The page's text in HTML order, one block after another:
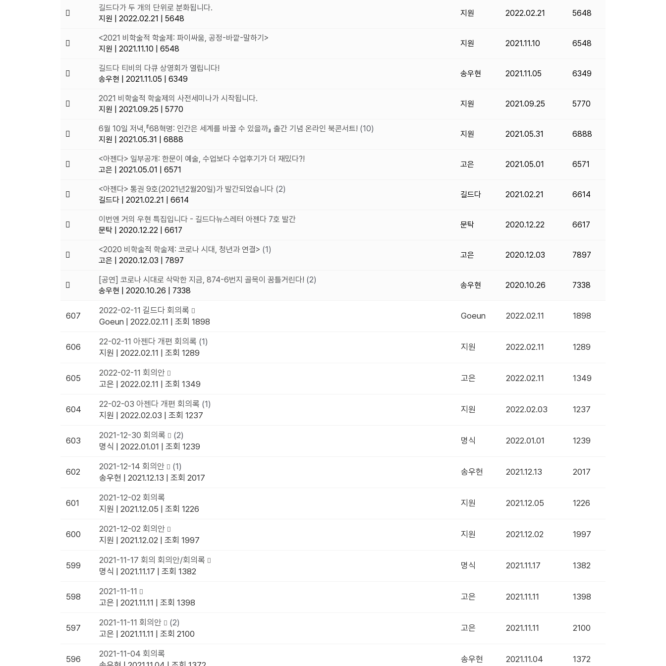
길드다가 두 개의 단위로 분화됩니다.
지원
2022.02.21 5648
지원 2022.02.21 5648
<2021 비학술적 학술제: 파이싸움, 공정-바깥-말하기>
지원
2021.11.10 6548
지원 2021.11.10 6548
길드다 티비의 다큐 상영회가 열립니다!
송우현
2021.11.05 6349
송우현 2021.11.05 6349
2021 비학술적 학술제의 사전세미나가 시작됩니다.
지원
2021.09.25 5770
지원 2021.09.25 5770
6월 10일 저녁,『68혁명: 인간은 세계를 바꿀 수 있을까』 출간 기념 온라인 북콘서트! (10)
지원
2021.05.31 6888
지원 2021.05.31 6888
<아젠다> 일부공개: 한문이 예술, 수업보다 수업후기가 더 재밌다?!
고은
2021.05.01 6571
고은 2021.05.01 6571
<아젠다> 통권 9호(2021년2월20일)가 발간되었습니다 (2)
길드다
2021.02.21 6614
길드다 2021.02.21 6614
이번엔 거의 우현 특집입니다 - 길드다뉴스레터 아젠다 7호 발간
문탁
2020.12.22 6617
문탁 2020.12.22 6617
<2020 비학술적 학술제: 코로나 시대, 청년과 연결> (1)
고은
2020.12.03 7897
고은 2020.12.03 7897
[공연] 코로나 시대로 삭막한 지금, 874-6번지 골목이 꿈틀거린다! (2)
송우현
2020.10.26 7338
송우현 2020.10.26 7338
607
2022-02-11 길드다 회의록
Goeun
2022.02.11 조회 1898
Goeun 2022.02.11 1898
606
22-02-11 아젠다 개편 회의록 (1)
지원
2022.02.11 조회 1289
지원 2022.02.11 1289
605
2022-02-11 회의안
고은
2022.02.11 조회 1349
고은 2022.02.11 1349
604
22-02-03 아젠다 개편 회의록 (1)
지원
2022.02.03 조회 1237
지원 2022.02.03 1237
603
2021-12-30 회의록
(2)
명식
2022.01.01 조회 1239
명식 2022.01.01 1239
602
2021-12-14 회의안
(1)
송우현
2021.12.13 조회 2017
송우현 2021.12.13 2017
601
2021-12-02 회의록
지원
2021.12.05 조회 1226
지원 2021.12.05 1226
600
2021-12-02 회의안
지원
2021.12.02 조회 1997
지원 2021.12.02 1997
599
2021-11-17 회의 회의안/회의록
명식
2021.11.17 조회 1382
명식 2021.11.17 1382
598
2021-11-11
고은
2021.11.11 조회 1398
고은 2021.11.11 1398
597
2021-11-11 회의안
(2)
고은
2021.11.11 조회 2100
고은 2021.11.11 2100
596
2021-11-04 회의록
송우현 2021.11.04 1372